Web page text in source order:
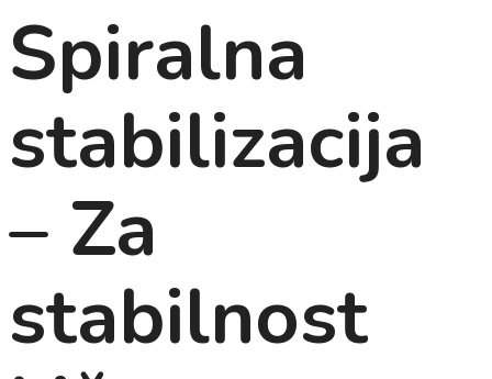
Spiralna
stabilizacija
– Za
stabilnost